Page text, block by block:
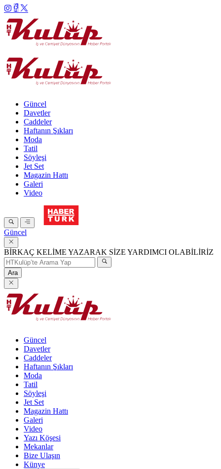
Güncel
Davetler
Caddeler
Haftanın Şıkları
Moda
Tatil
Söyleşi
Jet Set
Magazin Hattı
Galeri
Video
Güncel
BİRKAÇ KELİME YAZARAK SİZE YARDIMCI OLABİLİRİZ
Ara
Güncel
Davetler
Caddeler
Haftanın Şıkları
Moda
Tatil
Söyleşi
Jet Set
Magazin Hattı
Galeri
Video
Yazı Köşesi
Mekanlar
Bize Ulaşın
Künye